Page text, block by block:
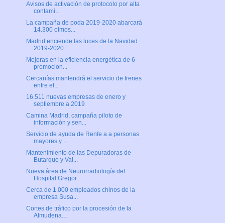
Avisos de activación de protocolo por alta
contami...
La campaña de poda 2019-2020 abarcará
14.300 olmos...
Madrid enciende las luces de la Navidad
2019-2020 ...
Mejoras en la eficiencia energética de 6
promocion...
Cercanías mantendrá el servicio de trenes
entre el...
16.511 nuevas empresas de enero y
septiembre a 2019
Camina Madrid, campaña piloto de
información y sen...
Servicio de ayuda de Renfe a a personas
mayores y ...
Mantenimiento de las Depuradoras de
Butarque y Val...
Nueva área de Neurorradiología del
Hospital Gregor...
Cerca de 1.000 empleados chinos de la
empresa Susa...
Cortes de tráfico por la procesión de la
Almudena....